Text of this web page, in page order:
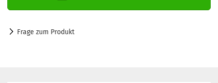
Frage zum Produkt